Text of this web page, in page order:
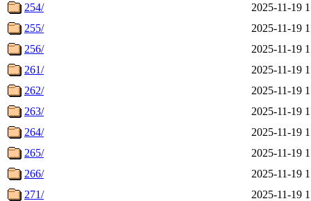
254/
2025-11-19
255/
2025-11-19
256/
2025-11-19
261/
2025-11-19
262/
2025-11-19
263/
2025-11-19
264/
2025-11-19
265/
2025-11-19
266/
2025-11-19
271/
2025-11-19